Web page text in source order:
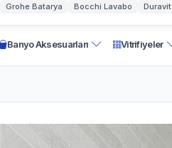
Grohe Batarya Bocchi Lavabo Duravit
Banyo Aksesuarları Vitrifiyeler